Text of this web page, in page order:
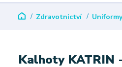
Zdravotnictví Uniformy
Kalhoty KATRIN